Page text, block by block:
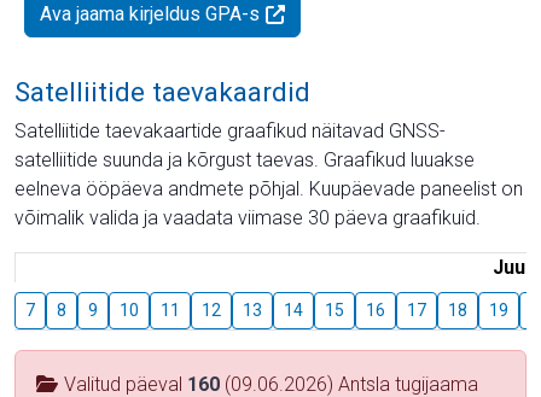
Ava jaama kirjeldus GPA-s
Satelliitide taevakaardid
Satelliitide taevakaartide graafikud näitavad GNSS-
satelliitide suunda ja kõrgust taevas. Graafikud luuakse
eelneva ööpäeva andmete põhjal. Kuupäevade paneelist on
võimalik valida ja vaadata viimase 30 päeva graafikuid.
Juuli
7 8 9 10 11 12 13 14 15 16 17 18 19
Valitud päeval 160 (09.06.2026) Antsla tugijaama